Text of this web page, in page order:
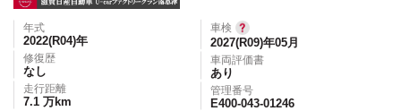
年式
2022(R04)年
修復歴
なし
走行距離
7.1 万km
車検
2027(R09)年05月
車両評価書
あり
管理番号
E400-043-01246